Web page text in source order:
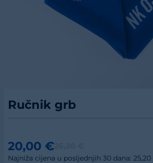
Ručnik grb
20,00 €
Najniža cijena u posljednjih 30 dana: